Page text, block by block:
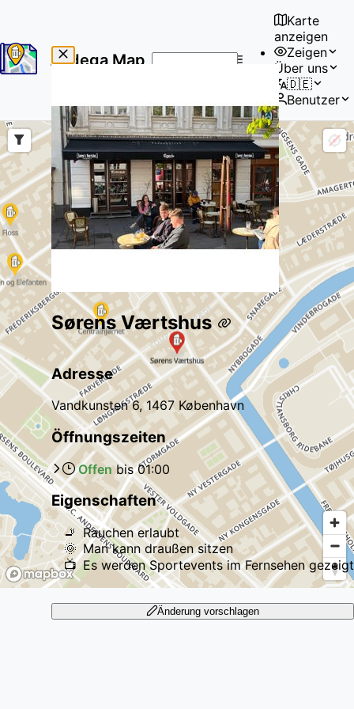
Bodega Map
found
Karte
anzeigen
Zeigen
Über uns
🇩🇪
Benutzer
Sørens Værtshus
Adresse
Vandkunsten 6, 1467 København
Öffnungszeiten
Offenbis01:00
Eigenschaften
🚬 Rauchen erlaubt
🌞 Man kann draußen sitzen
📺 Es werden Sportevents im Fernsehen gezeigt
Änderung vorschlagen